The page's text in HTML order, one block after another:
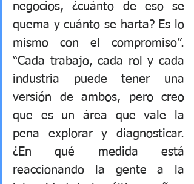
negocios, ¿cuánto de eso se
quema y cuánto se harta? Es lo
mismo con el compromiso”.
“Cada trabajo, cada rol y cada
industria puede tener una
versión de ambos, pero creo
que es un área que vale la
pena explorar y diagnosticar.
¿En qué medida está
reaccionando la gente a la